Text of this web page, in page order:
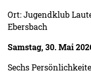
Ort: Jugendklub
Ebersbach
Samstag, 30. Mai
Sechs